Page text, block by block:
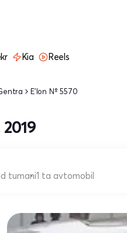
Kia Reels
E'lon № 5570
tumani1 ta avtomobil